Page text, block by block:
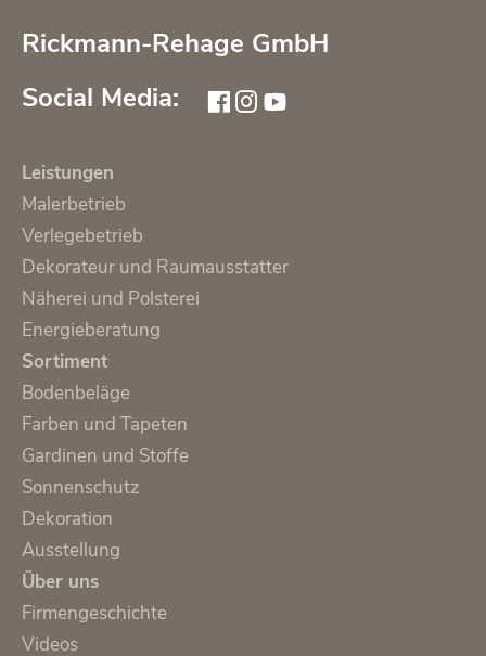
Rickmann-Rehage GmbH
Social Media:
Leistungen
Malerbetrieb
Verlegebetrieb
Dekorateur und Raumausstatter
Näherei und Polsterei
Energieberatung
Sortiment
Bodenbeläge
Farben und Tapeten
Gardinen und Stoffe
Sonnenschutz
Dekoration
Ausstellung
Über uns
Firmengeschichte
Videos